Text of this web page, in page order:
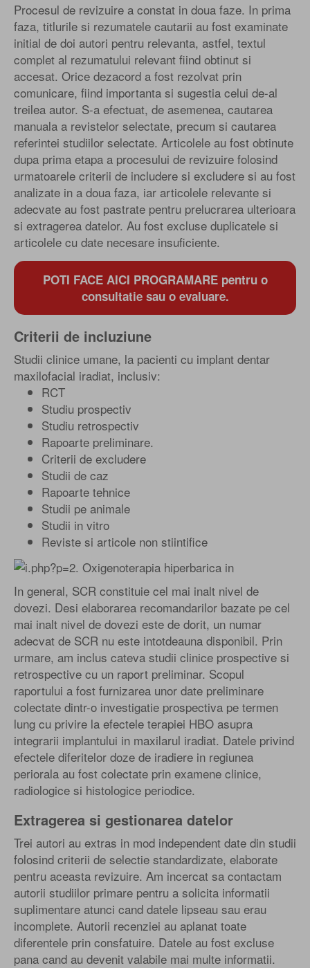
Procesul de revizuire a constat in doua faze. In prima
faza, titlurile si rezumatele cautarii au fost examinate
initial de doi autori pentru relevanta, astfel, textul
complet al rezumatului relevant fiind obtinut si
accesat. Orice dezacord a fost rezolvat prin
comunicare, fiind importanta si sugestia celui de-al
treilea autor. S-a efectuat, de asemenea, cautarea
manuala a revistelor selectate, precum si cautarea
referintei studiilor selectate. Articolele au fost obtinute
dupa prima etapa a procesului de revizuire folosind
urmatoarele criterii de includere si excludere si au fost
analizate in a doua faza, iar articolele relevante si
adecvate au fost pastrate pentru prelucrarea ulterioara
si extragerea datelor. Au fost excluse duplicatele si
articolele cu date necesare insuficiente.
POTI FACE AICI PROGRAMARE pentru o
consultatie sau o evaluare.
Criterii de incluziune
Studii clinice umane, la pacienti cu implant dentar
maxilofacial iradiat, inclusiv:
RCT
Studiu prospectiv
Studiu retrospectiv
Rapoarte preliminare.
Criterii de excludere
Studii de caz
Rapoarte tehnice
Studii pe animale
Studii in vitro
Reviste si articole non stiintifice
In general, SCR constituie cel mai inalt nivel de
dovezi. Desi elaborarea recomandarilor bazate pe cel
mai inalt nivel de dovezi este de dorit, un numar
adecvat de SCR nu este intotdeauna disponibil. Prin
urmare, am inclus cateva studii clinice prospective si
retrospective cu un raport preliminar. Scopul
raportului a fost furnizarea unor date preliminare
colectate dintr-o investigatie prospectiva pe termen
lung cu privire la efectele terapiei HBO asupra
integrarii implantului in maxilarul iradiat. Datele privind
efectele diferitelor doze de iradiere in regiunea
periorala au fost colectate prin examene clinice,
radiologice si histologice periodice.
Extragerea si gestionarea datelor
Trei autori au extras in mod independent date din studii
folosind criterii de selectie standardizate, elaborate
pentru aceasta revizuire. Am incercat sa contactam
autorii studiilor primare pentru a solicita informatii
suplimentare atunci cand datele lipseau sau erau
incomplete. Autorii recenziei au aplanat toate
diferentele prin consfatuire. Datele au fost excluse
pana cand au devenit valabile mai multe informatii.